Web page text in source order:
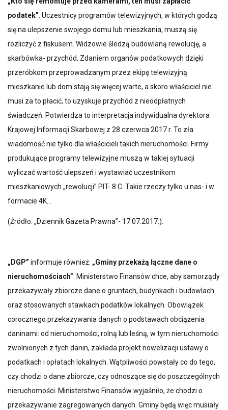
podatek” . Uczestnicy programów telewizyjnych, w których godzą
się na ulepszenie swojego domu lub mieszkania, muszą się
rozliczyć z fiskusem. Widzowie śledzą budowlaną rewolucję, a
skarbówka- przychód. Zdaniem organów podatkowych dzięki
przeróbkom przeprowadzanym przez ekipę telewizyjną
mieszkanie lub dom stają się więcej warte, a skoro właściciel nie
musi za to płacić, to uzyskuje przychód z nieodpłatnych
świadczeń. Potwierdza to interpretacja indywidualna dyrektora
Krajowej Informacji Skarbowej z 28 czerwca 2017 r. To zła
wiadomość nie tylko dla właścicieli takich nieruchomości. Firmy
produkujące programy telewizyjne muszą w takiej sytuacji
wyliczać wartość ulepszeń i wystawiać uczestnikom
mieszkaniowych „rewolucji” PIT- 8 C. Takie rzeczy tylko u nas- i w
formacie 4K…
(Źródło: „Dziennik Gazeta Prawna”- 17.07.2017.).
„DGP” informuje również: „Gminy przekażą łączne dane o
nieruchomościach” . Ministerstwo Finansów chce, aby samorządy
przekazywały zbiorcze dane o gruntach, budynkach i budowlach
oraz stosowanych stawkach podatków lokalnych. Obowiązek
corocznego przekazywania danych o podstawach obciążenia
daninami: od nieruchomości, rolną lub leśną, w tym nieruchomości
zwolnionych z tych danin, zakłada projekt nowelizacji ustawy o
podatkach i opłatach lokalnych. Wątpliwości powstały co do tego,
czy chodzi o dane zbiorcze, czy odnoszące się do poszczególnych
nieruchomości. Ministerstwo Finansów wyjaśniło, że chodzi o
przekazywanie zagregowanych danych. Gminy będą więc musiały